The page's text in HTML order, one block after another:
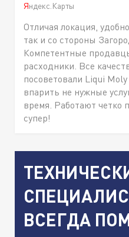
Яндекс.Карты
Отличая локация,
так и со стороны
Компетентные
расходники. Все
посоветовали Liqui
впарить не нужные
время. Работают четко
супер!
ВСЕГДА